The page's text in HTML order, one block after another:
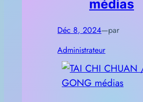
médias
Déc 8, 2024—par
Administrateur